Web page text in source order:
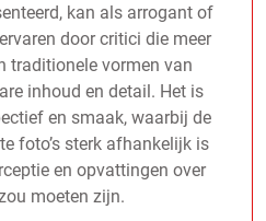
kan als arrogant of
door critici die meer
traditionele vormen van
inhoud en detail. Het is
en smaak, waarbij de
foto’s sterk afhankelijk is
en opvattingen over
moeten zijn.